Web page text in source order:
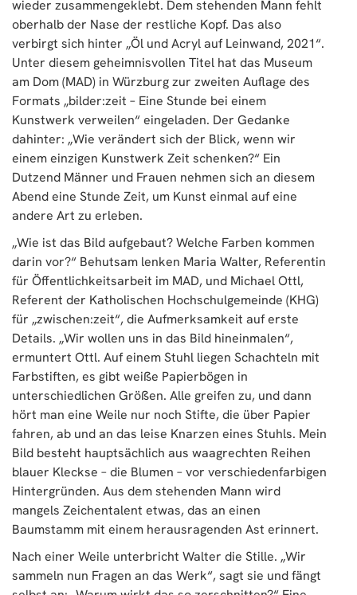
wieder zusammengeklebt. Dem stehenden Mann fehlt
oberhalb der Nase der restliche Kopf. Das also
verbirgt sich hinter „Öl und Acryl auf Leinwand, 2021“.
Unter diesem geheimnisvollen Titel hat das Museum
am Dom (MAD) in Würzburg zur zweiten Auflage des
Formats „bilder:zeit – Eine Stunde bei einem
Kunstwerk verweilen“ eingeladen. Der Gedanke
dahinter: „Wie verändert sich der Blick, wenn wir
einem einzigen Kunstwerk Zeit schenken?“ Ein
Dutzend Männer und Frauen nehmen sich an diesem
Abend eine Stunde Zeit, um Kunst einmal auf eine
andere Art zu erleben.
„Wie ist das Bild aufgebaut? Welche Farben kommen
darin vor?“ Behutsam lenken Maria Walter, Referentin
für Öffentlichkeitsarbeit im MAD, und Michael Ottl,
Referent der Katholischen Hochschulgemeinde (KHG)
für „zwischen:zeit“, die Aufmerksamkeit auf erste
Details. „Wir wollen uns in das Bild hineinmalen“,
ermuntert Ottl. Auf einem Stuhl liegen Schachteln mit
Farbstiften, es gibt weiße Papierbögen in
unterschiedlichen Größen. Alle greifen zu, und dann
hört man eine Weile nur noch Stifte, die über Papier
fahren, ab und an das leise Knarzen eines Stuhls. Mein
Bild besteht hauptsächlich aus waagrechten Reihen
blauer Kleckse – die Blumen – vor verschiedenfarbigen
Hintergründen. Aus dem stehenden Mann wird
mangels Zeichentalent etwas, das an einen
Baumstamm mit einem herausragenden Ast erinnert.
Nach einer Weile unterbricht Walter die Stille. „Wir
sammeln nun Fragen an das Werk“, sagt sie und fängt